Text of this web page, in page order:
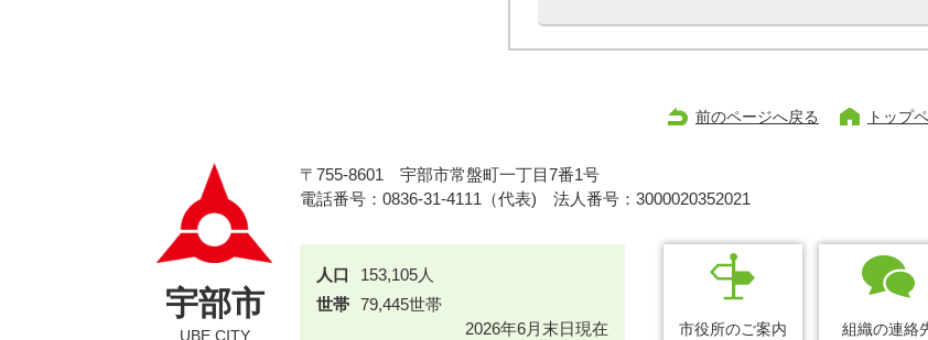
前のページへ戻る トップ
宇部市
UBE CITY
〒755-8601 宇部市常盤町一丁目7番1号
電話番号：0836-31-4111（代表) 法人番号：3000020352021
人口
153,105人
世帯 79,445世帯
2026年6月末日現在
市役所のご案内 組織の連絡